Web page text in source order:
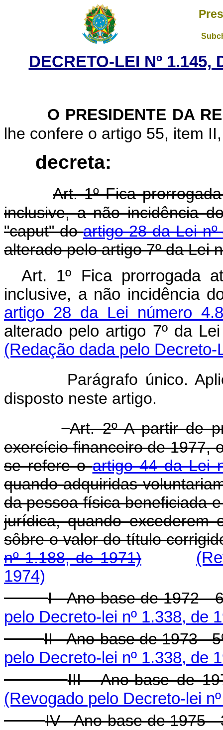
DECRETO-LEI Nº 1.145,
O PRESIDENTE DA
lhe confere o artigo 55, item
decreta:
Art. 1º Fica
inclusive, a não incidência
"caput" doartigo 28 da Lei
alterado pelo artigo 7º da Lei
Art. 1º Fica prorrogada
inclusive, a não incidência
artigo 28 da Lei número
alterado pelo artigo 7º da
(Redação dada pelo Decreto-
Parágrafo único.
disposto neste artigo.
Art. 2º A partir de
exercício financeiro de 1977,
se refere oartigo 44 da Lei
quando adquiridas
da pessoa física beneficiada
jurídica, quando excederem
sôbre o valor do título
nº 1.188, de 1971)
1974)
I - Ano-base de 1972 -
pelo Decreto-lei nº 1.338, de
II - Ano-base de 1973 -
pelo Decreto-lei nº 1.338, de
III - Ano-base de
(Revogado pelo Decreto-lei
IV - Ano-base de 1975